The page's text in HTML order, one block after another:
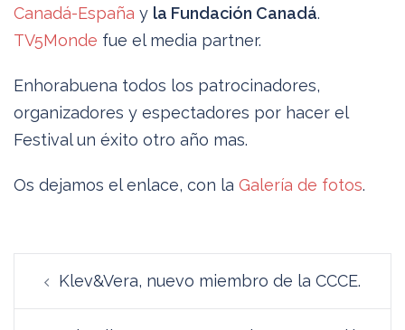
Canadá-España y la Fundación Canadá.
TV5Monde fue el media partner.
Enhorabuena todos los patrocinadores,
organizadores y espectadores por hacer el
Festival un éxito otro año mas.
Os dejamos el enlace, con la Galería de fotos.
entradas
Klev&Vera, nuevo miembro de la CCCE.